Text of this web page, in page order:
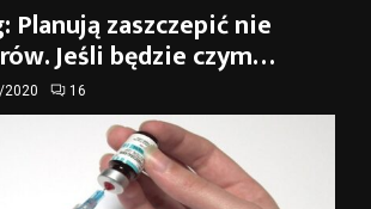
Planują zaszczepić nie
Jeśli będzie czym…
16